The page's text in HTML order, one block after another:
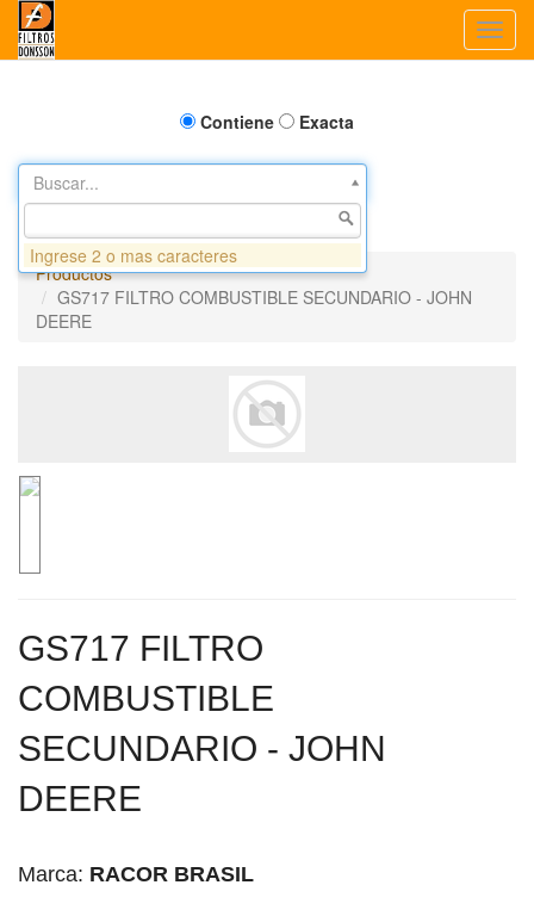
Contiene Exacta
Buscar...
Productos
GS717 FILTRO COMBUSTIBLE SECUNDARIO - JOHN
DEERE
GS717 FILTRO
COMBUSTIBLE
SECUNDARIO - JOHN
DEERE
Marca: RACOR BRASIL
Ingrese 2 o mas caracteres